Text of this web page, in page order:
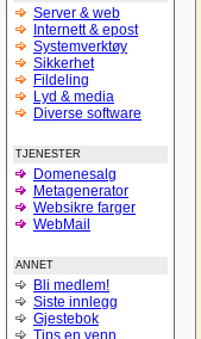
Server & web
Internett & epost
Systemverktøy
Sikkerhet
Fildeling
Lyd & media
Diverse software
TJENESTER
Domenesalg
Metagenerator
Websikre farger
WebMail
ANNET
Bli medlem!
Siste innlegg
Gjestebok
Tips en venn